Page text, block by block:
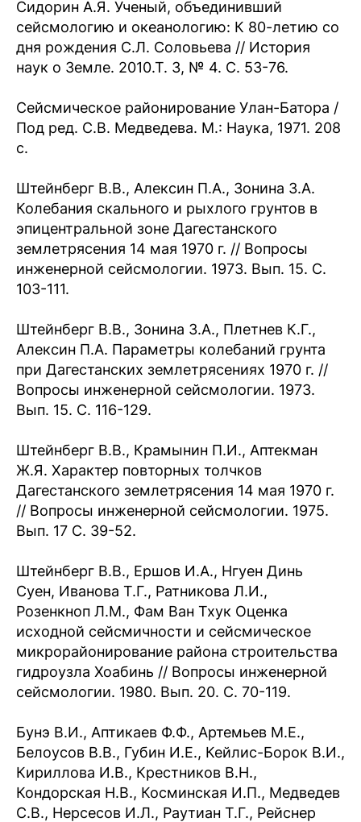
Сидорин А.Я. Ученый, объединивший
сейсмологию и океанологию: К 80-летию со
дня рождения С.Л. Соловьева // История
наук о Земле. 2010.Т. 3, № 4. С. 53-76.
Сейсмическое районирование Улан-Батора /
Под ред. С.В. Медведева. М.: Наука, 1971. 208
с.
Штейнберг В.В., Алексин П.А., Зонина З.А.
Колебания скального и рыхлого грунтов в
эпицентральной зоне Дагестанского
землетрясения 14 мая 1970 г. // Вопросы
инженерной сейсмологии. 1973. Вып. 15. С.
103-111.
Штейнберг В.В., Зонина З.А., Плетнев К.Г.,
Алексин П.А. Параметры колебаний грунта
при Дагестанских землетрясениях 1970 г. //
Вопросы инженерной сейсмологии. 1973.
Вып. 15. С. 116-129.
Штейнберг В.В., Крамынин П.И., Аптекман
Ж.Я. Характер повторных толчков
Дагестанского землетрясения 14 мая 1970 г.
// Вопросы инженерной сейсмологии. 1975.
Вып. 17 С. 39-52.
Штейнберг В.В., Ершов И.А., Нгуен Динь
Суен, Иванова Т.Г., Ратникова Л.И.,
Розенкноп Л.М., Фам Ван Тхук Оценка
исходной сейсмичности и сейсмическое
микрорайонирование района строительства
гидроузла Хоабинь // Вопросы инженерной
сейсмологии. 1980. Вып. 20. С. 70-119.
Бунэ В.И., Аптикаев Ф.Ф., Артемьев М.Е.,
Белоусов В.В., Губин И.Е., Кейлис-Борок В.И.,
Кириллова И.В., Крестников В.Н.,
Кондорская Н.В., Косминская И.П., Медведев
С.В., Нерсесов И.Л., Раутиан Т.Г., Рейснер